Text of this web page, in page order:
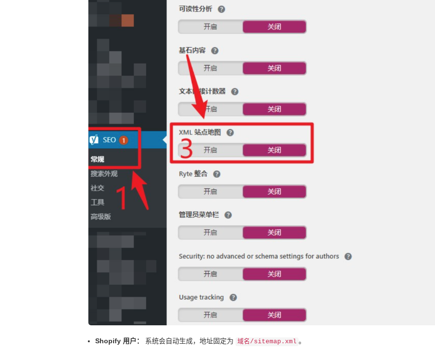
Shopify 用户： 系统会自动生成，地址固定为 域名/sitemap.xml 。